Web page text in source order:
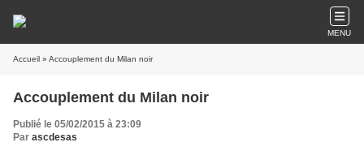
MENU
Accueil » Accouplement du Milan noir
Accouplement du Milan noir
Publié le 05/02/2015 à 23:09
Par ascdesas